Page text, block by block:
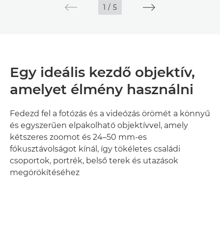
1 / 5
Egy ideális kezdő objektív,
amelyet élmény használni
Fedezd fel a fotózás és a videózás örömét a könnyű
és egyszerűen elpakolható objektívvel, amely
kétszeres zoomot és 24–50 mm-es
fókusztávolságot kínál, így tökéletes családi
csoportok, portrék, belső terek és utazások
megörökítéséhez